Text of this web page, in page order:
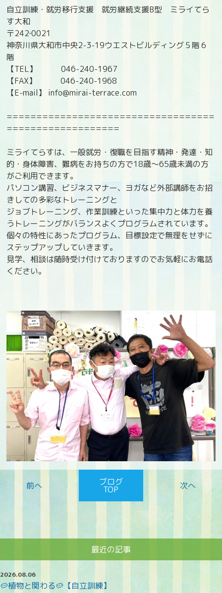
自立訓練・就労移行支援 就労継続支援B型 ミライてら
す大和
〒242‐0021
神奈川県大和市中央2-3-19ウエストビルディング５階６
階
【TEL】 046-240-1967
【FAX】 046-240-1968
【E-mail】 info@mirai-terrace.com
===================================
===================
ミライてらすは、一般就労・復職を目指す精神・発達・知
的・身体障害、難病をお持ちの方で18歳〜65歳未満の方
がご利用できます。
パソコン講習、ビジネスマナー、ヨガなど外部講師をお招
きしての多彩なトレーニングと
ジョブトレーニング、作業訓練といった集中力と体力を養
うトレーニングがバランスよくプログラムされています。
個々の特性にあったプログラム、目標設定で無理をせずに
ステップアップしていきます。
見学、相談は随時受け付けておりますのでお気軽にお電話
ください。
ブログ
TOP
最近の記事
2026.08.06
🥔植物と関わる🥔【自立訓練】